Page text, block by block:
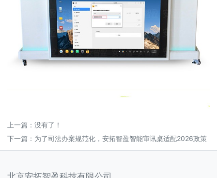
上一篇：没有了！
下一篇： 为了司法办案规范化，安拓智盈智能审讯桌适配2026政策